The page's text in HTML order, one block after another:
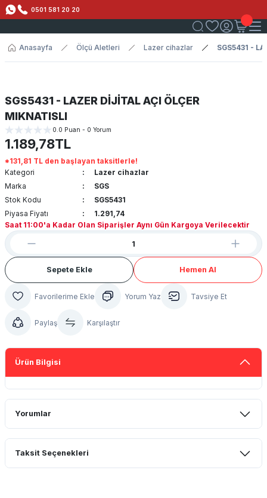
0501 581 20 20
Anasayfa Ölçü Aletleri Lazer cihazlar SGS5431 -
SGS5431 - LAZER DİJİTAL AÇI ÖLÇER
MIKNATISLI
0.0 Puan - 0 Yorum
1.189,78TL
*131,81 TL den başlayan taksitlerle!
Kategori
Lazer cihazlar
Marka
SGS
Stok Kodu
SGS5431
Piyasa Fiyatı
1.291,74
Saat 11:00'a Kadar Olan Siparişler Aynı Gün Kargoya Verilecektir
Sepete Ekle Hemen Al
Yorum Yaz Tavsiye Et
Paylaş Karşılaştır
Ürün Bilgisi
Yorumlar
Bu ürüne ilk yorumu siz yapın!
Taksit Seçenekleri